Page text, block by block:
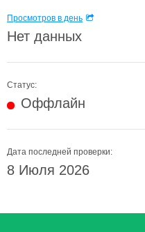
Просмотров в день
Нет данных
Статус:
Оффлайн
Дата последней проверки:
8 Июля 2026